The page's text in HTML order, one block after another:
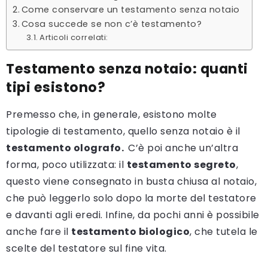
Come conservare un testamento senza notaio
Cosa succede se non c’è testamento?
Articoli correlati:
Testamento senza notaio: quanti
tipi esistono?
Premesso che, in generale, esistono molte
tipologie di testamento, quello senza notaio è il
testamento olografo. C’è poi anche un’altra
forma, poco utilizzata: il testamento segreto,
questo viene consegnato in busta chiusa al notaio,
che può leggerlo solo dopo la morte del testatore
e davanti agli eredi. Infine, da pochi anni è possibile
anche fare il testamento biologico, che tutela le
scelte del testatore sul fine vita.